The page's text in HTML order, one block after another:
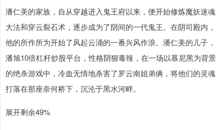
潘仁美的家族，自从穿越进入鬼王府以来，便开始修炼魔妖迷魂
大法和穿云裂石术，逐步成为了阴间的一代鬼王。在阴司殿内，
他的所作所为开始了风起云涌的一番兴风作浪。潘仁美的儿子，
潘旭10倍杠杆炒股平台，性格阴狠毒辣，在一场以慕尼黑为背景
的绝杀游戏中，冷血无情地杀害了罗云南姐弟俩，将他们的灵魂
打落在那座奈何桥下，沉沦于黑水河畔。
展开剩余49%